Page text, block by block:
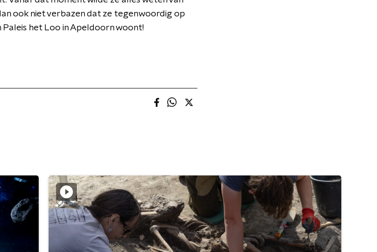
ook niet verbazen dat ze tegenwoordig op
het Loo in Apeldoorn woont!